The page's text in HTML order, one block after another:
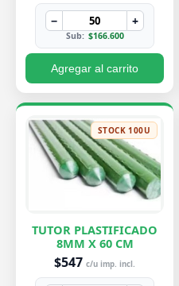
− +
Sub: $166.600
Agregar al carrito
STOCK 100U
TUTOR PLASTIFICADO
8MM X 60 CM
$547 c/u imp. incl.